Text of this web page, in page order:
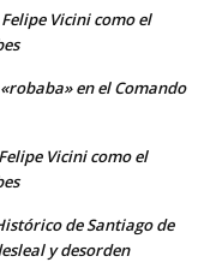
Vicini como el
en el Comando
Vicini como el
de Santiago de
y desorden